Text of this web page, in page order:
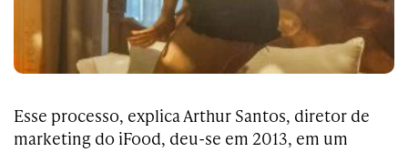
Esse processo, explica Arthur Santos, diretor de
marketing do iFood, deu-se em 2013, em um